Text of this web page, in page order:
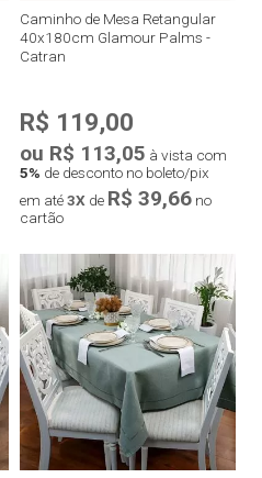
Caminho de Mesa Retangular
40x180cm Glamour Palms -
Catran
R$ 119,00
ou R$ 113,05 à vista com
5% de desconto no boleto/pix
em até3X de R$ 39,66 no
cartão
Compra rápida